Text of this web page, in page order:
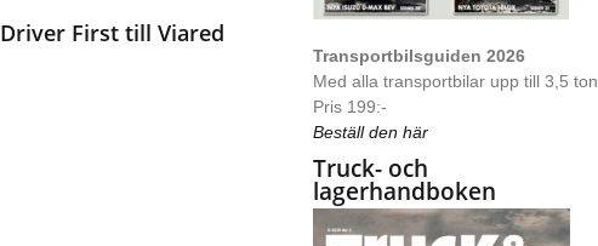
Driver First till Viared
Transportbilsguiden 2026
Med alla transportbilar upp till 3,5 ton
Pris 199:-
Beställ den här
Truck- och
lagerhandboken